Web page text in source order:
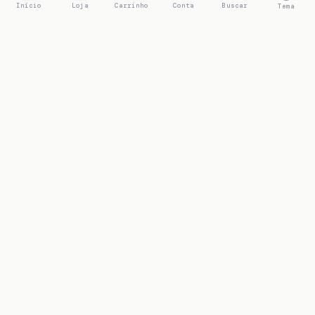
Início Loja Carrinho Conta Buscar Tema